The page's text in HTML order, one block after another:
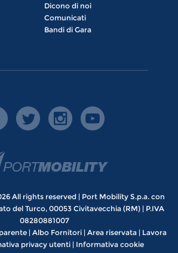
Dicono di noi
Comunicati
Bandi di Gara
All rights reserved | Port Mobility S.p.a. con
del Turco, 00053 Civitavecchia (RM) | P.IVA
08280881007
| Albo Fornitori| Area riservata| Lavora
privacy utenti | Informativa cookie